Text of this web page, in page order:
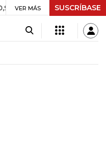
UVR $ 416,96 +$ 0,05 +0,01%
VER MÁS SUSCRÍBASE